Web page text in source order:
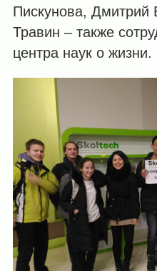
Пискунова, Дмитрий
Травин – также
центра наук о жизни.